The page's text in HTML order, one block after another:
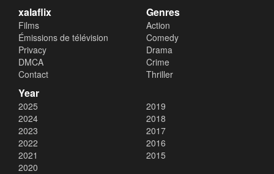
xalaflix
Films
Émissions de télévision
Privacy
DMCA
Contact
Genres
Action
Comedy
Drama
Crime
Thriller
Year
2025
2024
2023
2022
2021
2020
2019
2018
2017
2016
2015